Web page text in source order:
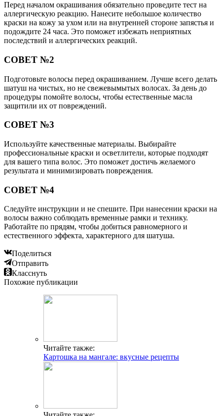
Перед началом окрашивания обязательно проведите тест на
аллергическую реакцию. Нанесите небольшое количество
краски на кожу за ухом или на внутренней стороне запястья и
подождите 24 часа. Это поможет избежать неприятных
последствий и аллергических реакций.
СОВЕТ №2
Подготовьте волосы перед окрашиванием. Лучше всего делать
шатуш на чистых, но не свежевымытых волосах. За день до
процедуры помойте волосы, чтобы естественные масла
защитили их от повреждений.
СОВЕТ №3
Используйте качественные материалы. Выбирайте
профессиональные краски и осветлители, которые подходят
для вашего типа волос. Это поможет достичь желаемого
результата и минимизировать повреждения.
СОВЕТ №4
Следуйте инструкции и не спешите. При нанесении краски на
волосы важно соблюдать временные рамки и технику.
Работайте по прядям, чтобы добиться равномерного и
естественного эффекта, характерного для шатуша.
Поделиться
Отправить
Класснуть
Похожие публикации
Читайте также:
Картошка на мангале: вкусные рецепты